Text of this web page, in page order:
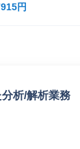
円
析/解析業務